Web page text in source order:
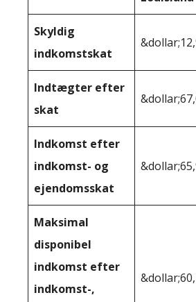
Skyldig
indkomstskat
Indtægter efter
skat
Indkomst efter
indkomst- og
ejendomsskat
Maksimal
disponibel
indkomst efter
indkomst-,